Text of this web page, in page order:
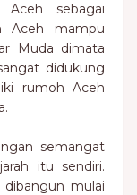
Aceh sebagai
Aceh mampu
Muda dimata
didukung
rumoh Aceh
semangat
itu sendiri.
mulai